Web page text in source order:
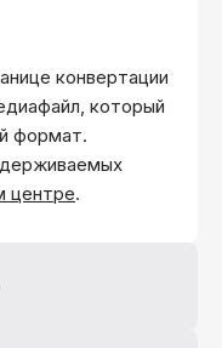
конвертации
который
формат.
центре.